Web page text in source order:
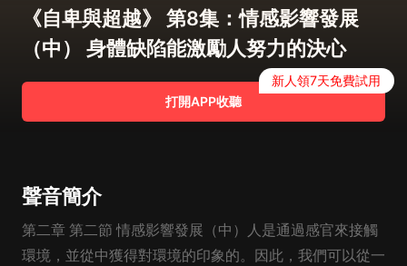
《自卑與超越》 第8集：情感影響發展
（中） 身體缺陷能激勵人努力的決心
打開APP收聽
新人領7天免費試用
聲音簡介
第二章 第二節 情感影響發展（中）人是通過感官來接觸
環境，並從中獲得對環境的印象的。因此，我們可以從一